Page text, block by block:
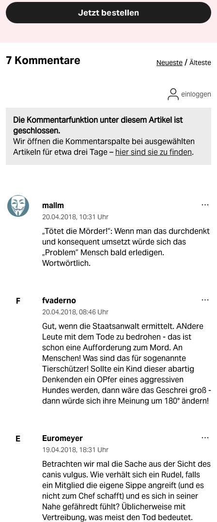
Jetzt bestellen
7 Kommentare Neueste / Älteste
Die Kommentarfunktion unter diesem Artikel ist
geschlossen.
Wir öffnen die Kommentarspalte bei ausgewählten
Artikeln für etwa drei Tage – hier sind sie zu finden.
einloggen
mallm
20.04.2018, 10:31 Uhr
„Tötet die Mörder!“: Wenn man das durchdenkt
und konsequent umsetzt würde sich das
„Problem” Mensch bald erledigen.
Wortwörtlich.
F fvaderno
20.04.2018, 08:46 Uhr
Gut, wenn die Staatsanwalt ermittelt. ANdere
Leute mit dem Tode zu bedrohen - das ist
schon eine Aufforderung zum Mord. An
Menschen! Was sind das für sogenannte
Tierschützer! Sollte ein Kind dieser abartig
Denkenden ein OPfer eines aggressiven
Hundes werden, dann wäre das Geschrei groß -
dann würde sich ihre Meinung um 180° ändern!
E Euromeyer
19.04.2018, 18:31 Uhr
Betrachten wir mal die Sache aus der Sicht des
canis vulgus. Wie verhält sich ein Rudel, falls
ein Mitglied die eigene Sippe angreift (und es
nicht zum Chef schafft) und es sich in seiner
Nahe gefähredt fühlt? Üblicherweise mit
Vertreibung, was meist den Tod bedeutet.